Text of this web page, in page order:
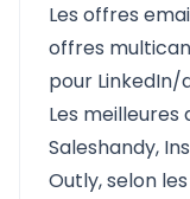
Les offres
offres
pour
Les
Saleshandy,
Outly, selon